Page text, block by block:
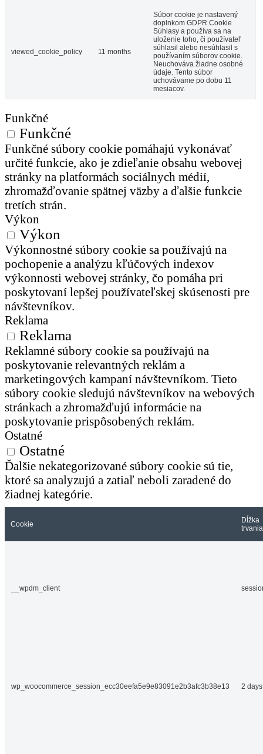
viewed_cookie_policy 11 months
Súbor cookie je nastavený
doplnkom GDPR Cookie
Súhlasy a používa sa na
uloženie toho, či používateľ
súhlasil alebo nesúhlasil s
používaním súborov cookie.
Neuchováva žiadne osobné
údaje. Tento súbor
uchovávame po dobu 11
mesiacov.
Funkčné
Funkčné
Funkčné súbory cookie pomáhajú vykonávať
určité funkcie, ako je zdieľanie obsahu webovej
stránky na platformách sociálnych médií,
zhromažďovanie spätnej väzby a ďalšie funkcie
tretích strán.
Výkon
Výkon
Výkonnostné súbory cookie sa používajú na
pochopenie a analýzu kľúčových indexov
výkonnosti webovej stránky, čo pomáha pri
poskytovaní lepšej používateľskej skúsenosti pre
návštevníkov.
Reklama
Reklama
Reklamné súbory cookie sa používajú na
poskytovanie relevantných reklám a
marketingových kampaní návštevníkom. Tieto
súbory cookie sledujú návštevníkov na webových
stránkach a zhromažďujú informácie na
poskytovanie prispôsobených reklám.
Ostatné
Ostatné
Ďalšie nekategorizované súbory cookie sú tie,
ktoré sa analyzujú a zatiaľ neboli zaradené do
žiadnej kategórie.
Cookie
Dĺžka
trvania
__wpdm_client
wp_woocommerce_session_ecc30eefa5e9e83091e2b3afc3b38e13 2 days